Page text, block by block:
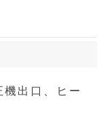
出口、ヒー